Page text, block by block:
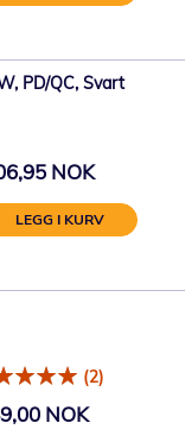
PD/QC, Svart
NOK
LEGG I KURV
(2)
NOK